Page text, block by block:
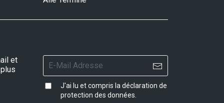
et
J'ai lu et compris ladéclaration de
protection des données.